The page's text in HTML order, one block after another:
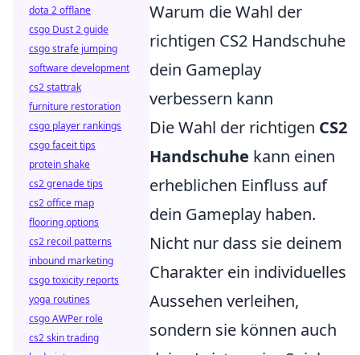
Warum die Wahl der
richtigen CS2 Handschuhe
dein Gameplay
verbessern kann
Die Wahl der richtigen CS2
Handschuhe kann einen
erheblichen Einfluss auf
dein Gameplay haben.
Nicht nur dass sie deinem
Charakter ein individuelles
Aussehen verleihen,
sondern sie können auch
dota 2 offlane
csgo Dust 2 guide
csgo strafe jumping
software development
cs2 stattrak
furniture restoration
csgo player rankings
csgo faceit tips
protein shake
cs2 grenade tips
cs2 office map
flooring options
cs2 recoil patterns
inbound marketing
csgo toxicity reports
yoga routines
csgo AWPer role
cs2 skin trading